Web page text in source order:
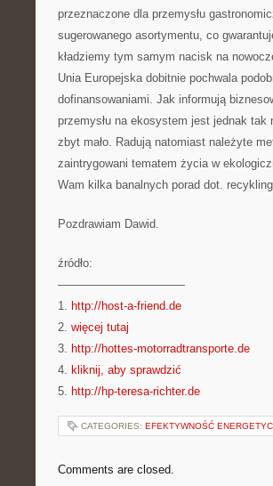
przeznaczone dla przemysłu
sugerowanego asortymentu, co
kładziemy tym samym nacisk na
Unia Europejska dobitnie pochwala
dofinansowaniami. Jak informują
przemysłu na ekosystem jest jednak
zbyt mało. Radują natomiast należyte
zaintrygowani tematem życia w
Wam kilka banalnych porad dot.
Pozdrawiam Dawid.
źródło:
———————————
1. http://host-a-friend.de
2. więcej tutaj
3. http://hottes-motorradtransporte.de
4. kliknij, aby sprawdzić
5. http://hp-teresa-richter.de
CATEGORIES: EFEKTYWNOŚĆ
Comments are closed.